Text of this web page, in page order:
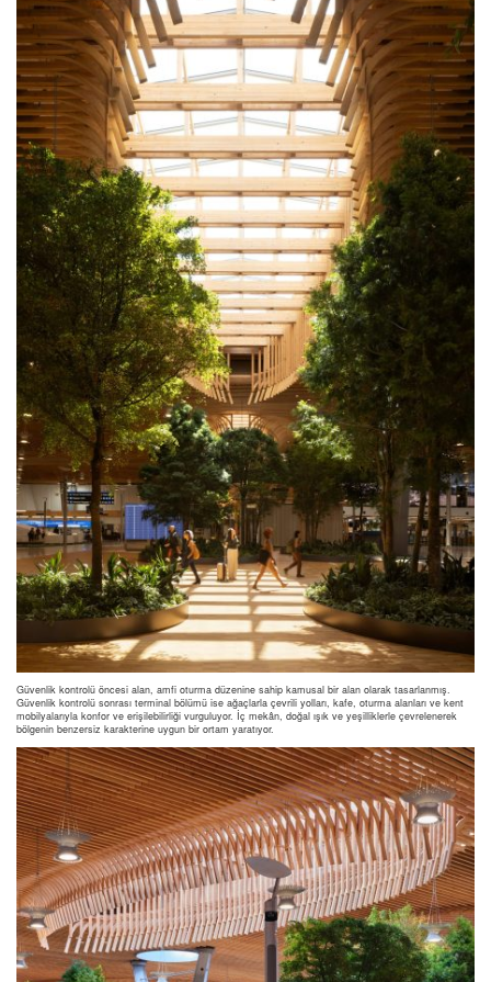
Güvenlik kontrolü öncesi alan, amfi oturma düzenine sahip kamusal bir alan olarak tasarlanmış.
Güvenlik kontrolü sonrası terminal bölümü ise ağaçlarla çevrili yolları, kafe, oturma alanları ve kent
mobilyalarıyla konfor ve erişilebilirliği vurguluyor. İç mekân, doğal ışık ve yeşilliklerle çevrelenerek
bölgenin benzersiz karakterine uygun bir ortam yaratıyor.